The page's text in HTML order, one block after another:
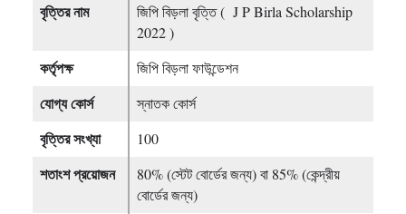
বৃত্তির নাম
জিপি বিড়লা বৃত্তি ( J P Birla Scholarship
2022 )
কর্তৃপক্ষ জিপি বিড়লা ফাউন্ডেশন
যোগ্য কোর্স স্নাতক কোর্স
বৃত্তির সংখ্যা 100
শতাংশ প্রয়োজন
80% (স্টেট বোর্ডের জন্য) বা 85% (কেন্দ্রীয়
বোর্ডের জন্য)